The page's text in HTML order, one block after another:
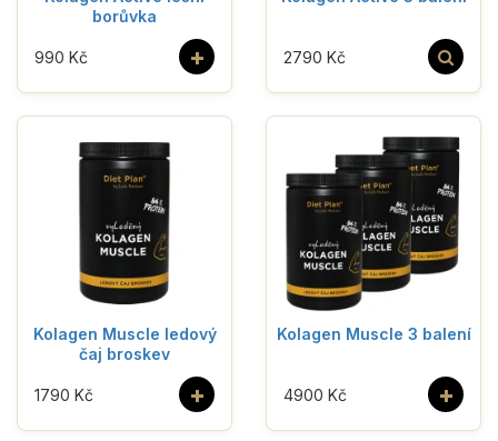
borůvka
+
990 Kč 2790 Kč
Kolagen Muscle ledový
čaj broskev
+
1790 Kč
Kolagen Muscle 3 balení
+
4900 Kč